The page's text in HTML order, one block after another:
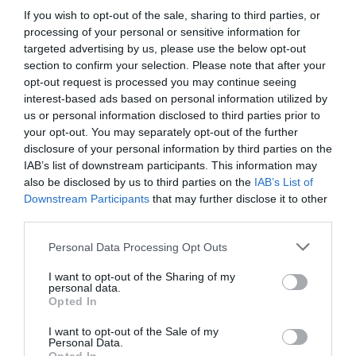
If you wish to opt-out of the sale, sharing to third parties, or
processing of your personal or sensitive information for
targeted advertising by us, please use the below opt-out
section to confirm your selection. Please note that after your
opt-out request is processed you may continue seeing
interest-based ads based on personal information utilized by
us or personal information disclosed to third parties prior to
your opt-out. You may separately opt-out of the further
disclosure of your personal information by third parties on the
IAB’s list of downstream participants. This information may
also be disclosed by us to third parties on the IAB’s List of
Downstream Participants that may further disclose it to other
Please note that this website/app uses one or more Google
not limited to your visit or usage behaviour. You may click to
grant or deny consent to Google and its third-party tags to
use your data for below specified purposes in below Google
consent section.
Personal Data Processing Opt Outs
I want to opt-out of the Sharing of my
personal data.
Opted In
I want to opt-out of the Sale of my
Personal Data.
– Szépasszonyvölgyi nagy parkoló
(Indexkép: mindenamieger.blogspot.com)
Vásárlói létszámkorlátozást vezet be az egri
Tesco a járvány miatt
Ne maradjon le a legfrissebb hírekről, kövessen
bennünket az EGRI ÜGYEK Google Hírek oldalán!
VISSZA A FŐOLDALRA